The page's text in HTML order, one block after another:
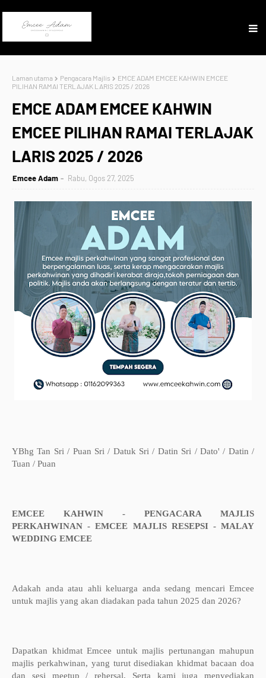
Laman utama Pengacara Majlis
EMCE ADAM EMCEE KAHWIN EMCEE
PILIHAN RAMAI TERLAJAK LARIS 2025 / 2026
EMCE ADAM EMCEE KAHWIN
EMCEE PILIHAN RAMAI TERLAJAK
LARIS 2025 / 2026
Emcee Adam Rabu, Ogos 27, 2025
YBhg Tan Sri / Puan Sri / Datuk Sri / Datin Sri / Dato' / Datin /
Tuan / Puan
EMCEE KAHWIN - PENGACARA MAJLIS
PERKAHWINAN - EMCEE MAJLIS RESEPSI - MALAY
WEDDING EMCEE
Adakah anda atau ahli keluarga anda sedang mencari Emcee
untuk majlis yang akan diadakan pada tahun 2025 dan 2026?
Dapatkan khidmat Emcee untuk majlis pertunangan mahupun
majlis perkahwinan, yang turut disediakan khidmat bacaan doa
dan sesi meetup / rehersal. Serta kami juga menyediakan